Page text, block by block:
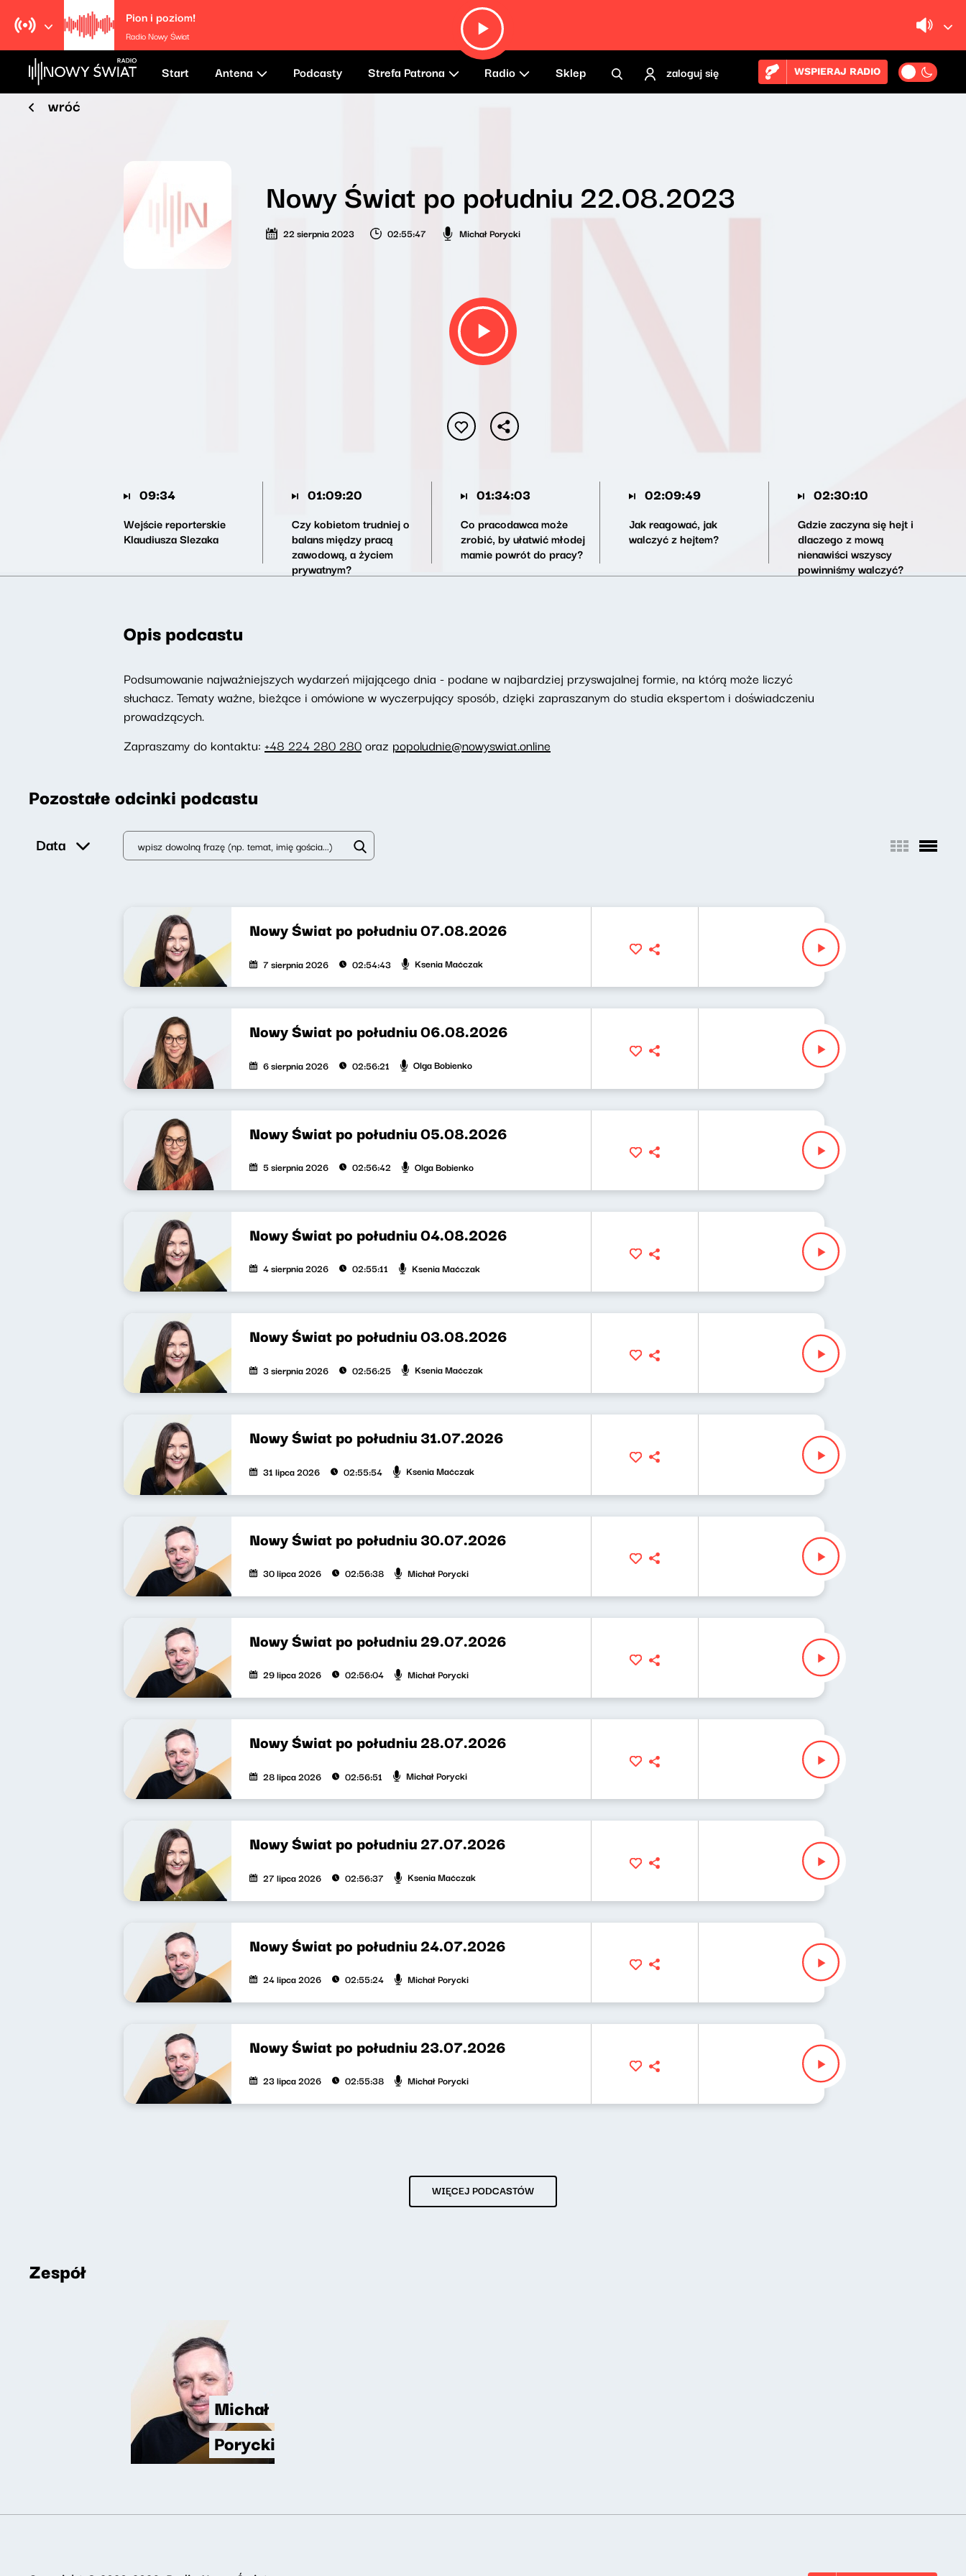
Pion i poziom!
Radio Nowy Świat
Start Antena Podcasty Strefa Patrona Radio Sklep zaloguj się WSPIERAJ RADIO
wróć
Nowy Świat po południu 22.08.2023
22 sierpnia 2023 02:55:47 Michał Porycki
09:34
Wejście reporterskie
Klaudiusza Slezaka
01:09:20
Czy kobietom trudniej o
balans między pracą
zawodową, a życiem
prywatnym?
01:34:03
Co pracodawca może
zrobić, by ułatwić młodej
mamie powrót do pracy?
02:09:49
Jak reagować, jak
walczyć z hejtem?
02:30:10
Gdzie zaczyna się hejt i
dlaczego z mową
nienawiści wszyscy
powinniśmy walczyć?
Opis podcastu
Podsumowanie najważniejszych wydarzeń mijającego dnia - podane w najbardziej przyswajalnej formie, na którą może liczyć
słuchacz. Tematy ważne, bieżące i omówione w wyczerpujący sposób, dzięki zapraszanym do studia ekspertom i doświadczeniu
prowadzących.
Zapraszamy do kontaktu: +48 224 280 280oraz popoludnie@nowyswiat.online
Pozostałe odcinki podcastu
Data
Nowy Świat po południu 07.08.2026
7 sierpnia 2026 02:54:43 Ksenia Maćczak
Nowy Świat po południu 06.08.2026
6 sierpnia 2026 02:56:21 Olga Bobienko
Nowy Świat po południu 05.08.2026
5 sierpnia 2026 02:56:42 Olga Bobienko
Nowy Świat po południu 04.08.2026
4 sierpnia 2026 02:55:11 Ksenia Maćczak
Nowy Świat po południu 03.08.2026
3 sierpnia 2026 02:56:25 Ksenia Maćczak
Nowy Świat po południu 31.07.2026
31 lipca 2026 02:55:54 Ksenia Maćczak
Nowy Świat po południu 30.07.2026
30 lipca 2026 02:56:38 Michał Porycki
Nowy Świat po południu 29.07.2026
29 lipca 2026 02:56:04 Michał Porycki
Nowy Świat po południu 28.07.2026
28 lipca 2026 02:56:51 Michał Porycki
Nowy Świat po południu 27.07.2026
27 lipca 2026 02:56:37 Ksenia Maćczak
Nowy Świat po południu 24.07.2026
24 lipca 2026 02:55:24 Michał Porycki
Nowy Świat po południu 23.07.2026
23 lipca 2026 02:55:38 Michał Porycki
WIĘCEJ PODCASTÓW
Zespół
Michał
Porycki